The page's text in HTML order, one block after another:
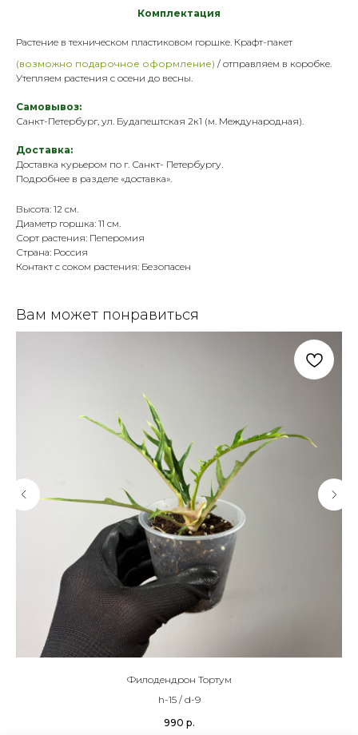
Комплектация
Растение в техническом пластиковом горшке. Крафт-пакет
(возможно подарочное оформление) / отправляем в коробке.
Утепляем растения с осени до весны.
Самовывоз:
Санкт-Петербург, ул. Будапештская 2к1 (м. Международная).
Доставка:
Доставка курьером по г. Санкт- Петербургу.
Подробнее в разделе «доставка».
Высота: 12 см.
Диаметр горшка: 11 см.
Сорт растения: Пеперомия
Страна: Россия
Контакт с соком растения: Безопасен
Вам может понравиться
Филодендрон Тортум
h-15 / d-9
990 р.